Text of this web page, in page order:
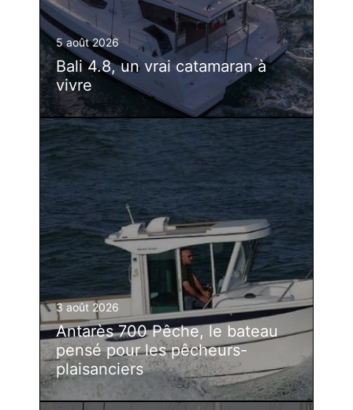
5 août 2026
Bali 4.8, un vrai catamaran à
vivre
3 août 2026
Antarès 700 Pêche, le bateau
pensé pour les pêcheurs-
plaisanciers